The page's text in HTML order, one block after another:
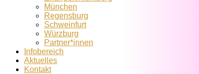
München
Regensburg
Schweinfurt
Würzburg
Partner*innen
Infobereich
Aktuelles
Kontakt